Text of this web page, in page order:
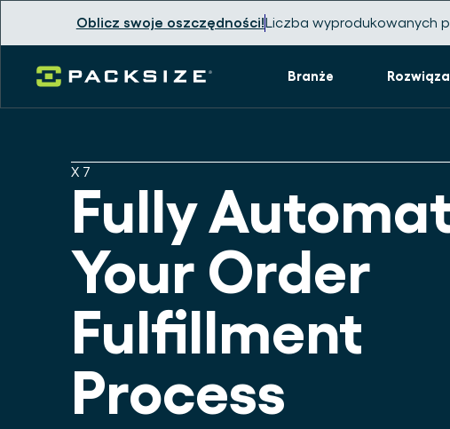
Oblicz swoje oszczędności!Liczba wyprodukowanych
Branże
X7
Fully
Your Order
Fulfillment
Process